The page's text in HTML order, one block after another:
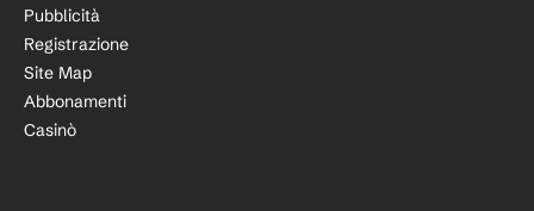
Pubblicità
Registrazione
Site Map
Abbonamenti
Casinò